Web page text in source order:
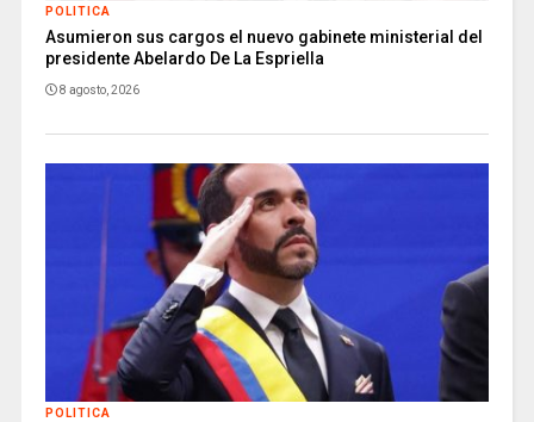
POLITICA
Asumieron sus cargos el nuevo gabinete ministerial del
presidente Abelardo De La Espriella
8 agosto, 2026
POLITICA